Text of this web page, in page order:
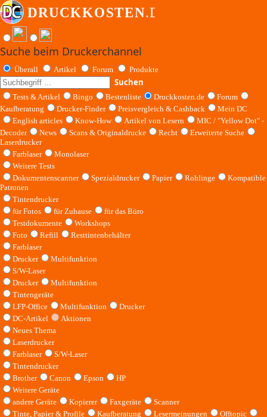
Suche beim Druckerchannel
Überall Artikel Forum Produkte
Suchen
Tests & Artikel Bingo Bestenliste Druckkosten.de
Forum
Kaufberatung
Drucker-Finder Preisvergleich & Cashback
Mein DC
English articles
Know-How Artikel von Lesern
MIC / "Yellow Dot" -
Decoder
News Scans & Originaldrucke Recht
Erweiterte Suche
Laserdrucker
Farblaser
Monolaser
Weitere Tests
Dokumentenscanner
Spezialdrucker Papier Rohlinge
Kompatible
Patronen
Tintendrucker
für Fotos
für Zuhause
für das Büro
Testdokumente
Workshops
Foto
Refill
Resttintenbehälter
Farblaser
Drucker
Multifunktion
S/W-Laser
Drucker
Multifunktion
Tintengeräte
LFP-Office
Multifunktion
Drucker
DC-Artikel
Aktionen
Neues Thema
Laserdrucker
Farblaser
S/W-Laser
Tintendrucker
Brother
Canon Epson
HP
Weitere Geräte
andere Geräte
Kopierer Faxgeräte
Scanner
Tinte, Papier & Profile
Kaufberatung Lesermeinungen
Offtopic